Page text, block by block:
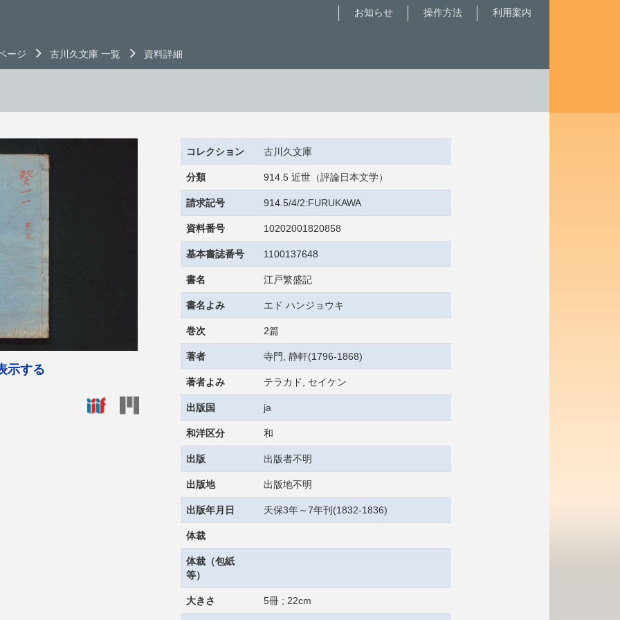
利用案内
操作方法
お知らせ
ージ 古川久文庫 一覧 資料詳細
示する
コレクション 古川久文庫
分類 914.5 近世（評論日本文学）
請求記号 914.5/4/2:FURUKAWA
資料番号 10202001820858
基本書誌番号 1100137648
書名 江戸繁盛記
書名よみ エド ハンジョウキ
巻次 2篇
著者 寺門, 静軒(1796-1868)
著者よみ テラカド, セイケン
出版国 ja
和洋区分 和
出版 出版者不明
出版地 出版地不明
出版年月日 天保3年～7年刊(1832-1836)
体裁
体裁（包紙
等）
大きさ 5冊 ; 22cm